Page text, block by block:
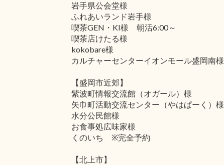
岩手県公会堂様
ふれあいランド岩手様
喫茶GEN・KI様 朝活6:00～
喫茶店けたる様
kokobare様
カルチャーセンターイオンモール盛岡南様
【盛岡市近郊】
紫波町情報交流館（オガール）様
矢巾町活動交流センター（やはぱーく）様
水分公民館様
お食事処広味家様
くのいち ※完全予約
【北上市】